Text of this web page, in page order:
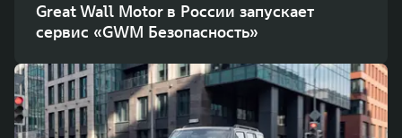
Great Wall Motor в России запускает
сервис «GWM Безопасность»